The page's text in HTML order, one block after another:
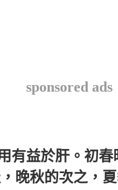
sponsored ads
有益於肝。初春
晚秋的次之，